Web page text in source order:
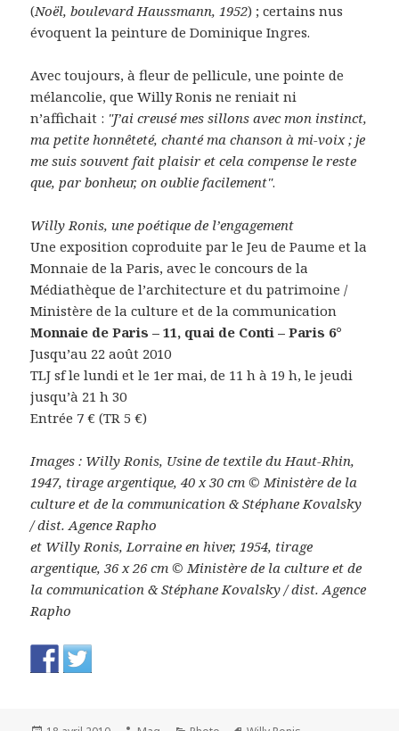
(Noël, boulevard Haussmann, 1952) ; certains nus
évoquent la peinture de Dominique Ingres.
Avec toujours, à fleur de pellicule, une pointe de
mélancolie, que Willy Ronis ne reniait ni
n’affichait : "J’ai creusé mes sillons avec mon instinct,
ma petite honnêteté, chanté ma chanson à mi-voix ; je
me suis souvent fait plaisir et cela compense le reste
que, par bonheur, on oublie facilement".
Willy Ronis, une poétique de l’engagement
Une exposition coproduite par le Jeu de Paume et la
Monnaie de la Paris, avec le concours de la
Médiathèque de l’architecture et du patrimoine /
Ministère de la culture et de la communication
Monnaie de Paris – 11, quai de Conti – Paris 6°
Jusqu’au 22 août 2010
TLJ sf le lundi et le 1er mai, de 11 h à 19 h, le jeudi
jusqu’à 21 h 30
Entrée 7 € (TR 5 €)
Images : Willy Ronis, Usine de textile du Haut-Rhin,
1947, tirage argentique, 40 x 30 cm © Ministère de la
culture et de la communication & Stéphane Kovalsky
/ dist. Agence Rapho
et Willy Ronis, Lorraine en hiver, 1954, tirage
argentique, 36 x 26 cm © Ministère de la culture et de
la communication & Stéphane Kovalsky / dist. Agence
Rapho